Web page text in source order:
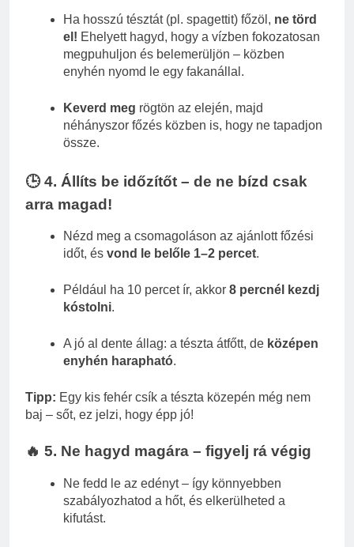
Ha hosszú tésztát (pl. spagettit) főzöl, ne törd
el! Ehelyett hagyd, hogy a vízben fokozatosan
megpuhuljon és belemerüljön – közben
enyhén nyomd le egy fakanállal.
Keverd meg rögtön az elején, majd
néhányszor főzés közben is, hogy ne tapadjon
össze.
🕒 4. Állíts be időzítőt – de ne bízd csak
arra magad!
Nézd meg a csomagoláson az ajánlott főzési
időt, és vond le belőle 1–2 percet.
Például ha 10 percet ír, akkor 8 percnél kezdj
kóstolni.
A jó al dente állag: a tészta átfőtt, de középen
enyhén harapható.
Tipp: Egy kis fehér csík a tészta közepén még nem
baj – sőt, ez jelzi, hogy épp jó!
🔥 5. Ne hagyd magára – figyelj rá végig
Ne fedd le az edényt – így könnyebben
szabályozhatod a hőt, és elkerülheted a
kifutást.